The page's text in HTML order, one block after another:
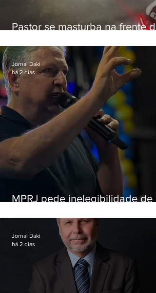
Pastor se masturba na frente de
MPRJ pede inelegibilidade de
Jornal Daki
há 2 dias
Jornal Daki
há 2 dias